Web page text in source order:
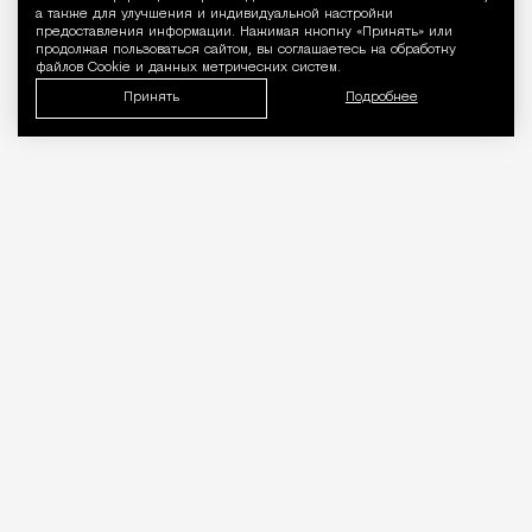
а также для улучшения и индивидуальной настройки
предоставления информации. Нажимая кнопку «Принять» или
продолжая пользоваться сайтом, вы соглашаетесь на обработку
файлов Cookie и данных метрических систем.
Принять Подробнее